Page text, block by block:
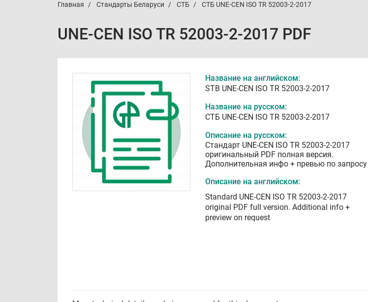
Главная Стандарты Беларуси СТБ СТБ UNE-CEN ISO TR 52003-2-2017
UNE-CEN ISO TR 52003-2-2017 PDF
Название на английском:
STB UNE-CEN ISO TR 52003-2-2017
Название на русском:
СТБ UNE-CEN ISO TR 52003-2-2017
Описание на русском:
Стандарт UNE-CEN ISO TR 52003-2-2017
оригинальный PDF полная версия.
Дополнительная инфо + превью по запросу
Описание на английском:
Standard UNE-CEN ISO TR 52003-2-2017
original PDF full version. Additional info +
preview on request